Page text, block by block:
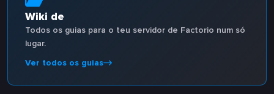
Wiki de
Todos os guias para o teu servidor de Factorio num só
lugar.
Ver todos os guias